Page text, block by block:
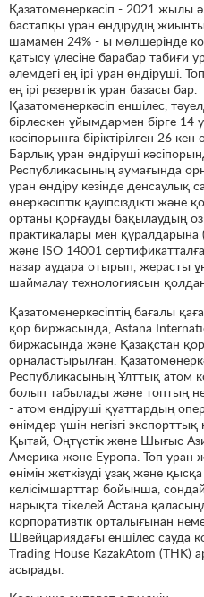
Қазатомөнеркәсіп - 2021 жылы
бастапқы уран өндірудің
шамамен 24% - ы мөлшерінде
қатысу үлесіне барабар табиғи
әлемдегі ең ірі уран өндіруші.
ең ірі резервтік уран базасы бар.
Қазатомөнеркәсіп еншілес,
бірлескен ұйымдармен бірге 14
кәсіпорынға біріктірілген 26
Барлық уран өндіруші
Республикасының аумағында
уран өндіру кезінде денсаулық
өнеркәсіптік қауіпсіздікті және
ортаны қорғауды бақылаудың
практикалары мен құралдарына
және ISO 14001
назар аудара отырып, жерасты
шаймалау технологиясын
Қазатомөнеркәсіптің бағалы
қор биржасында, Astana
биржасында және Қазақстан
орналастырылған.
Республикасының Ұлттық атом
болып табылады және топтың
- атом өндіруші қуаттардың
өнімдер үшін негізгі
Қытай, Оңтүстік және Шығыс
Америка және Еуропа. Топ уран
өнімін жеткізуді ұзақ және
келісімшарттар бойынша,
нарықта тікелей Астана
корпоративтік орталығынан
Швейцариядағы еншілес сауда
Тrading House KazakAtom (THK)
асырады.